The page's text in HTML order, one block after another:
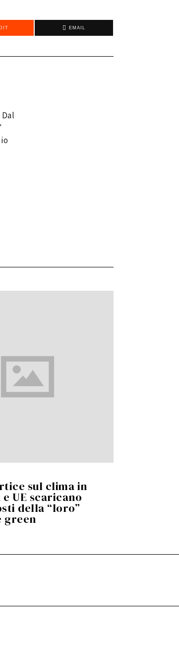
EMAIL
sul clima in
UE scaricano
della “loro”
green